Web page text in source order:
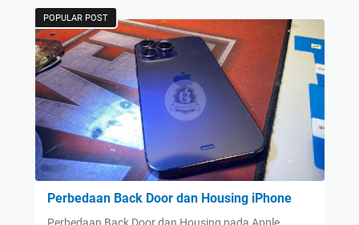
POPULAR POST
Perbedaan Back Door dan Housing iPhone